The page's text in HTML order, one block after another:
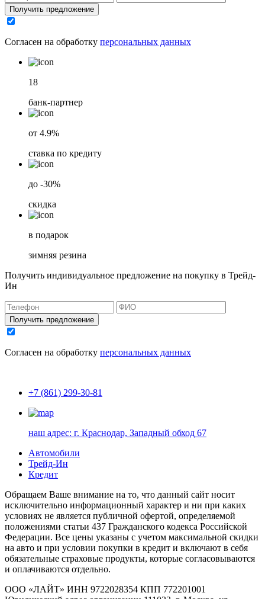
Получить предложение
Согласен на обработку персональных данных
18
банк-партнер
от 4.9%
ставка по кредиту
до -30%
скидка
в подарок
зимняя резина
Получить индивидуальное предложение на покупку в Трейд-
Ин
Получить предложение
Согласен на обработку персональных данных
+7 (861) 299-30-81
наш адрес: г. Краснодар, Западный обход 67
Автомобили
Трейд-Ин
Кредит
Обращаем Ваше внимание на то, что данный сайт носит
исключительно информационный характер и ни при каких
условиях не является публичной офертой, определяемой
положениями статьи 437 Гражданского кодекса Российской
Федерации. Все цены указаны с учетом максимальной скидки
на авто и при условии покупки в кредит и включают в себя
обязательные страховые продукты, которые согласовываются
и оплачиваются отдельно.
ООО «ЛАЙТ» ИНН 9722028354 КПП 772201001